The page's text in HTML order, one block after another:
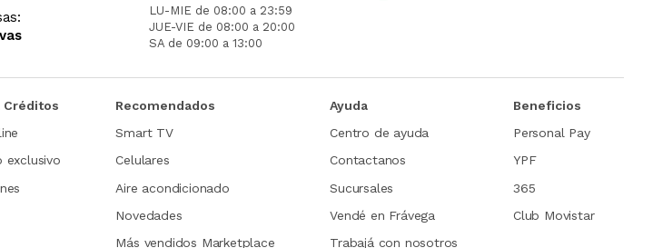
LU-MIE de 08:00 a 23:59
JUE-VIE de 08:00 a 20:00
SA de 09:00 a 13:00
Créditos
exclusivo
Recomendados
Smart TV
Celulares
Aire acondicionado
Novedades
Más vendidos Marketplace
Ayuda
Centro de ayuda
Contactanos
Sucursales
Vendé en Frávega
Trabajá con nosotros
Beneficios
Personal Pay
YPF
365
Club Movistar